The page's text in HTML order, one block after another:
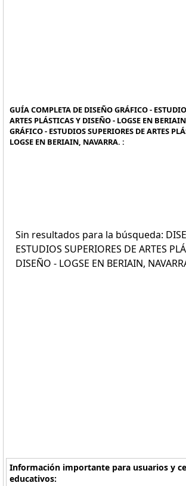
GUÍA COMPLETA DE DISEÑO GRÁFICO -
ARTES PLÁSTICAS Y DISEÑO - LOGSE EN
GRÁFICO - ESTUDIOS SUPERIORES DE ARTES
LOGSE EN BERIAIN, NAVARRA. :
Sin resultados para la búsqueda:
ESTUDIOS SUPERIORES DE ARTES
DISEÑO - LOGSE EN BERIAIN,
Información importante para usuarios y
educativos: